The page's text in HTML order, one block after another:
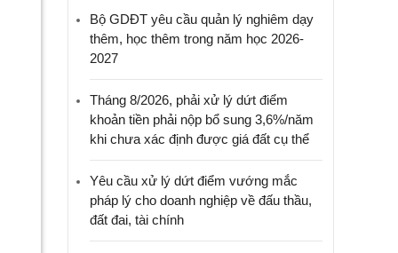
Bộ GDĐT yêu cầu quản lý nghiêm dạy
thêm, học thêm trong năm học 2026-
2027
Tháng 8/2026, phải xử lý dứt điểm
khoản tiền phải nộp bổ sung 3,6%/năm
khi chưa xác định được giá đất cụ thể
Yêu cầu xử lý dứt điểm vướng mắc
pháp lý cho doanh nghiệp về đấu thầu,
đất đai, tài chính